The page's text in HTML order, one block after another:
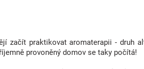
začít praktikovat aromaterapii - druh
provoněný domov se taky počítá!